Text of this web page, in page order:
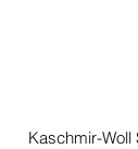
Kaschmir-Woll